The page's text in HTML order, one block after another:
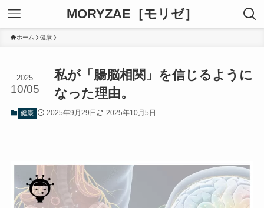
MORYZAE［モリゼ］
ホーム 健康
私が「腸脳相関」を信じるように
なった理由。
2025
10/05
健康 2025年9月29日 2025年10月5日